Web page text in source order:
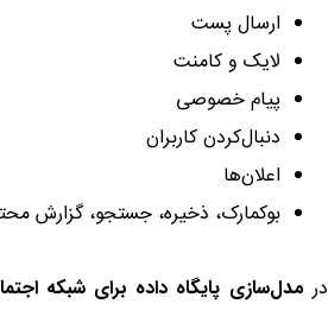
ارسال پست
لایک و کامنت
پیام خصوصی
دنبال‌کردن کاربران
اعلان‌ها
بوکمارک، ذخیره، جستجو، گزارش
در مدل‌سازی پایگاه داده برای شبکه